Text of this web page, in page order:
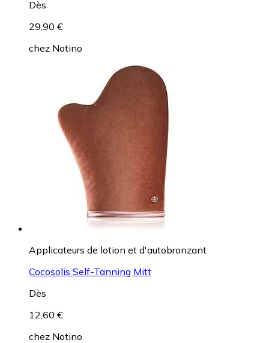
Dès
29,90 €
chez Notino
Applicateurs de lotion et d'autobronzant
Cocosolis Self-Tanning Mitt
Dès
12,60 €
chez Notino